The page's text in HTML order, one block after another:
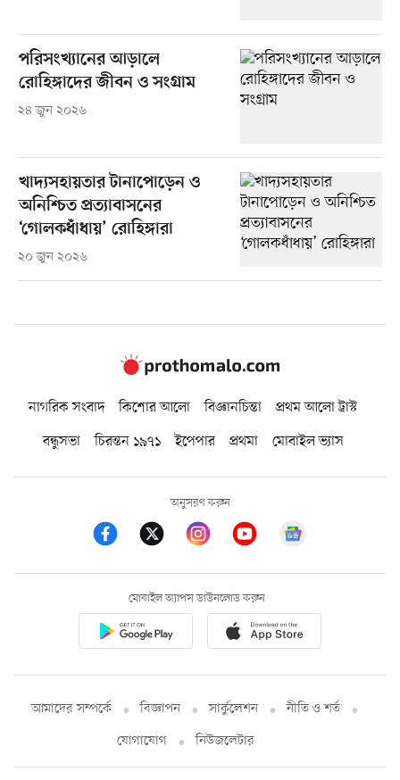
পরিসংখ্যানের আড়ালে
রোহিঙ্গাদের জীবন ও সংগ্রাম
২৪ জুন ২০২৬
খাদ্যসহায়তার টানাপোড়েন ও
অনিশ্চিত প্রত্যাবাসনের
‘গোলকধাঁধায়’ রোহিঙ্গারা
২০ জুন ২০২৬
নাগরিক সংবাদ কিশোর আলো বিজ্ঞানচিন্তা
প্রথম আলো ট্রাস্ট
বন্ধুসভা
চিরন্তন ১৯৭১ ইপেপার প্রথমা মোবাইল ভ্যাস
অনুসরণ করুন
মোবাইল অ্যাপস ডাউনলোড করুন
আমাদের সম্পর্কে বিজ্ঞাপন সার্কুলেশন
নীতি ও শর্ত
যোগাযোগ
নিউজলেটার